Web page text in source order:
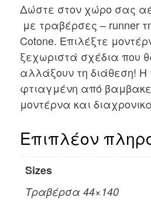
Δώστε στον χώρο σας
με τραβέρσες – runner
Cotone. Επιλέξτε
ξεχωριστά σχέδια που
αλλάξουν τη διάθεση! Η
φτιαγμένη από
μοντέρνα και
Επιπλέον
Sizes
Τραβέρσα 44×140